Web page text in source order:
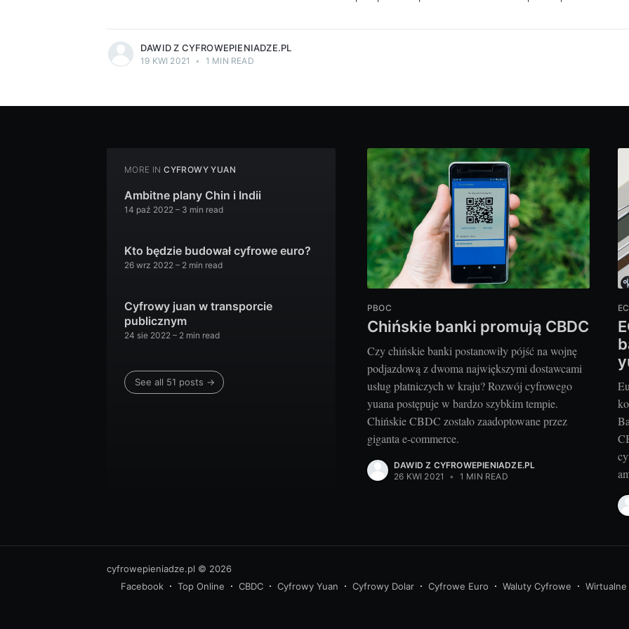
DAWID Z CYFROWEPIENIADZE.PL
19 KWI 2021 • 1 MIN READ
MORE IN CYFROWY YUAN
Ambitne plany Chin i Indii
14 paź 2022 – 3 min read
Kto będzie budował cyfrowe euro?
26 wrz 2022 – 2 min read
Cyfrowy juan w transporcie
publicznym
24 sie 2022 – 2 min read
See all 51 posts →
PBOC
Chińskie banki promują CBDC
Czy chińskie banki postanowiły pójść na wojnę
podjazdową z dwoma największymi dostawcami
usług płatniczych w kraju? Rozwój cyfrowego
yuana postępuje w bardzo szybkim tempie.
Chińskie CBDC zostało zaadoptowane przez
giganta e-commerce.
DAWID Z CYFROWEPIENIADZE.PL
26 KWI 2021
• 1 MIN READ
cyfrowepieniadze.pl © 2026
Facebook
Top Online CBDC Cyfrowy Yuan Cyfrowy Dolar Cyfrowe Euro Waluty Cyfrowe